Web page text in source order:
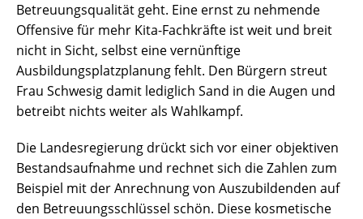
Betreuungsqualität geht. Eine ernst zu nehmende
Offensive für mehr Kita-Fachkräfte ist weit und breit
nicht in Sicht, selbst eine vernünftige
Ausbildungsplatzplanung fehlt. Den Bürgern streut
Frau Schwesig damit lediglich Sand in die Augen und
betreibt nichts weiter als Wahlkampf.
Die Landesregierung drückt sich vor einer objektiven
Bestandsaufnahme und rechnet sich die Zahlen zum
Beispiel mit der Anrechnung von Auszubildenden auf
den Betreuungsschlüssel schön. Diese kosmetische